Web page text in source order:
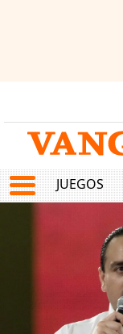
JUEGOS